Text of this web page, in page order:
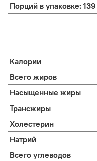
Порций в упаковке: 139
Калории
Всего жиров
Насыщенные жиры
Трансжиры
Холестерин
Натрий
Всего углеводов